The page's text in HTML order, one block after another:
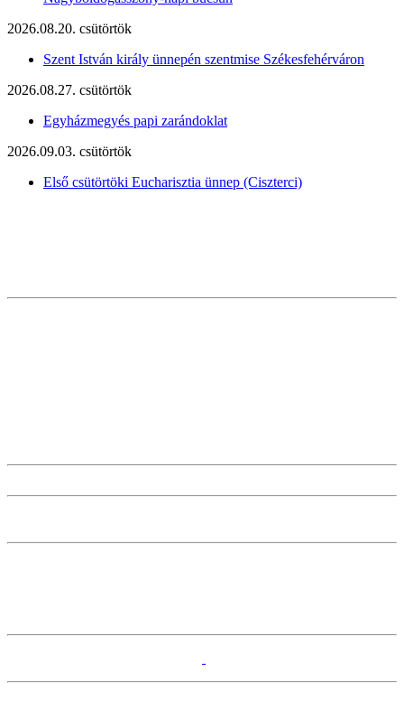
2026.08.20. csütörtök
Szent István király ünnepén szentmise Székesfehérváron
2026.08.27. csütörtök
Egyházmegyés papi zarándoklat
2026.09.03. csütörtök
Első csütörtöki Eucharisztia ünnep (Ciszterci)